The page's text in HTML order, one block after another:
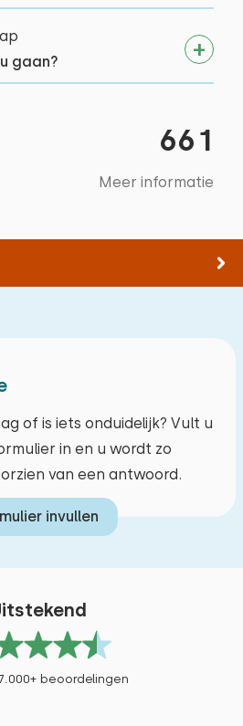
gaan?
661
Meer informatie
x 200
of is iets onduidelijk? Vult u
in en u wordt zo
van een antwoord.
invullen
beoordelingen